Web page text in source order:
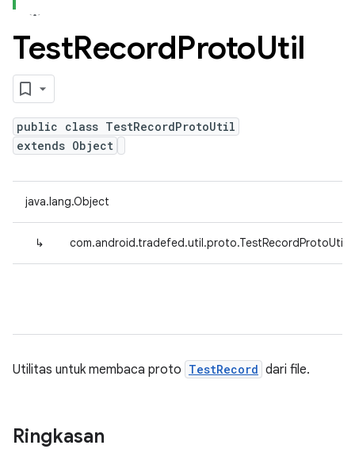
TestRecordProtoUtil
public class TestRecordProtoUtil
extends Object
java.lang.Object
↳ com.android.tradefed.util.proto.TestRecordProtoUtil
Utilitas untuk membaca proto TestRecord dari file.
Ringkasan